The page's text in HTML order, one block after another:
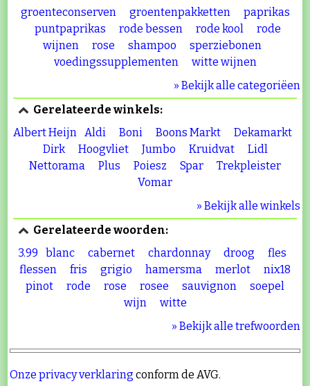
groenteconserven
groentenpakketten
paprikas
puntpaprikas
rode bessen rode kool
rode
wijnen
rose shampoo
sperziebonen
voedingssupplementen
witte wijnen
» Bekijk alle categoriëen
Gerelateerde winkels:
Albert Heijn
Aldi Boni Boons Markt
Dekamarkt
Dirk
Hoogvliet Jumbo Kruidvat
Lidl
Nettorama
Plus Poiesz Spar
Trekpleister
Vomar
» Bekijk alle winkels
Gerelateerde woorden:
3.99
blanc cabernet chardonnay droog
fles
flessen
fris grigio hamersma merlot
nix18
pinot
rode rose rosee sauvignon
soepel
wijn
witte
» Bekijk alle trefwoorden
Onze privacy verklaring conform de AVG.